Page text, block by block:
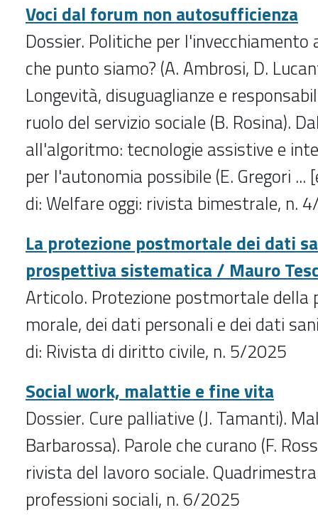
Voci dal forum non autosufficienza
Dossier. Politiche per
che punto siamo? (A. Ambrosi, D.
Longevità, disuguaglianze e
ruolo del servizio sociale (B. Rosina).
all'algoritmo: tecnologie assistive e
per l'autonomia possibile (E. Gregori ...
di: Welfare oggi: rivista bimestrale, n.
La protezione postmortale dei dati
prospettiva sistematica / Mauro
Articolo. Protezione postmortale della
morale, dei dati personali e dei dati
di: Rivista di diritto civile, n. 5/2025
Social work, malattie e fine vita
Dossier. Cure palliative (J. Tamanti).
Barbarossa). Parole che curano (F.
rivista del lavoro sociale.
professioni sociali, n. 6/2025